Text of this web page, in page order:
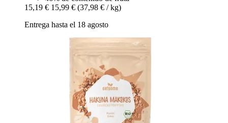
15,19 € 15,99 € (37,98 € / kg)
Entrega hasta el 18 agosto